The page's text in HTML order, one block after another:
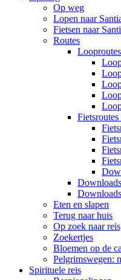
Op weg
Lopen naar
Fietsen naar
Routes
Eten en slapen
Terug naar huis
Op zoek naar
Zoekertjes
Bloemen op de
Pelgrimswegen:
Spirituele reis